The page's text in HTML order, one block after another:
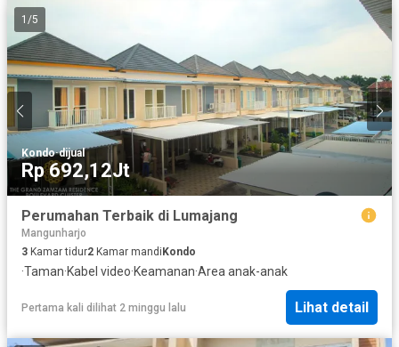
1 /5
Kondo·dijual
Rp 692,12Jt
Perumahan Terbaik di Lumajang
Mangunharjo
3 Kamar tidur2 Kamar mandiKondo
·Taman·Kabel video·Keamanan·Area anak-anak
Pertama kali dilihat 2 minggu lalu Lihat detail